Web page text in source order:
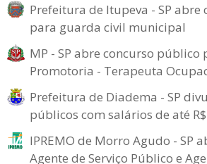
Prefeitura de Itupeva - SP
para guarda civil municipal
MP - SP abre concurso público
Promotoria - Terapeuta
Prefeitura de Diadema - SP
públicos com salários de até
IPREMO de Morro Agudo - SP
Agente de Serviço Público e